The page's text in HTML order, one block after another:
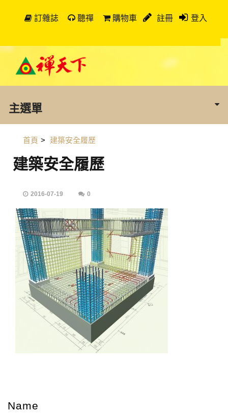
訂雜誌 聽禪 購物車 註冊 登入
主選單
首頁 > 建築安全履歷
建築安全履歷
2016-07-19 0
Name